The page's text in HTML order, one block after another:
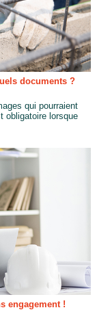
documents ?
qui pourraient
obligatoire lorsque
engagement !